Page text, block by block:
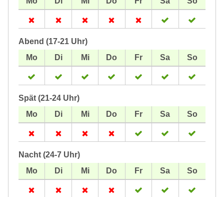
Abend (17-21 Uhr)
Spät (21-24 Uhr)
Nacht (24-7 Uhr)